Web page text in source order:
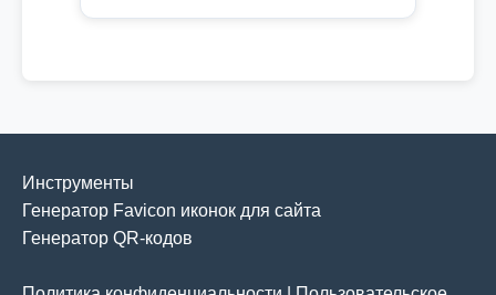
Инструменты
Генератор Favicon иконок для сайта
Генератор QR-кодов